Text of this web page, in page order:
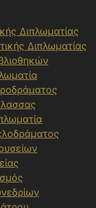
Διπλωματίας
Διπλωματίας